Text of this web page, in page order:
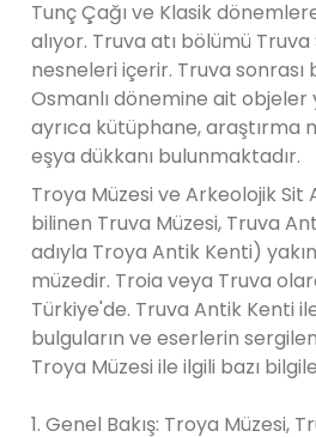
Tunç Çağı ve Klasik
alıyor. Truva atı bölümü
nesneleri içerir. Truva sonrası
Osmanlı dönemine ait objeler
ayrıca kütüphane, araştırma
eşya dükkanı bulunmaktadır.
Troya Müzesi ve Arkeolojik Sit
bilinen Truva Müzesi, Truva
adıyla Troya Antik Kenti)
müzedir. Troia veya Truva
Türkiye'de. Truva Antik Kenti
bulguların ve eserlerin
Troya Müzesi ile ilgili bazı
1. Genel Bakış: Troya Müzesi,